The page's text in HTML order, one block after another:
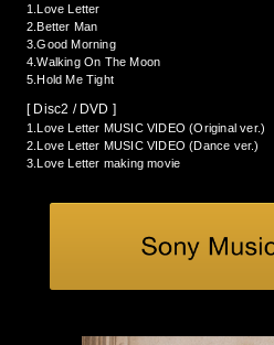
1.Love Letter
2.Better Man
3.Good Morning
4.Walking On The Moon
5.Hold Me Tight
[ Disc2 / DVD ]
1.Love Letter MUSIC VIDEO (Original ver.)
2.Love Letter MUSIC VIDEO (Dance ver.)
3.Love Letter making movie